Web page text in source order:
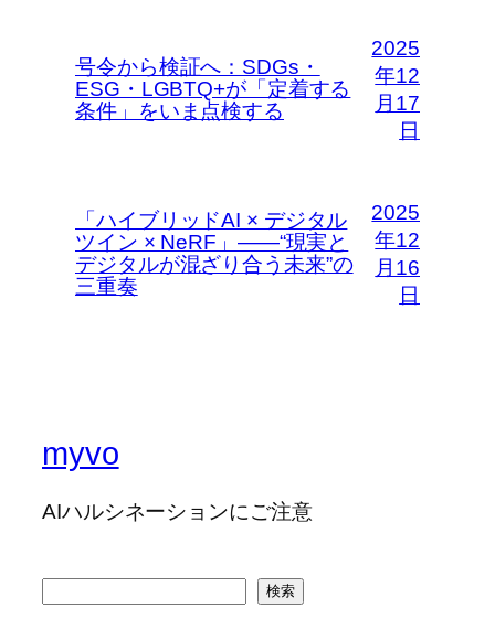
号令から検証へ：SDGs・
ESG・LGBTQ+が「定着する
条件」をいま点検する
2025
年12
月17
日
「ハイブリッドAI × デジタル
ツイン × NeRF」――“現実と
デジタルが混ざり合う未来”の
三重奏
2025
年12
月16
日
myvo
AIハルシネーションにご注意
検索